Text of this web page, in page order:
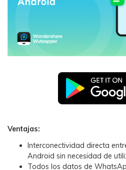
Ventajas:
Interconectividad directa
Android sin necesidad de
Todos los datos de